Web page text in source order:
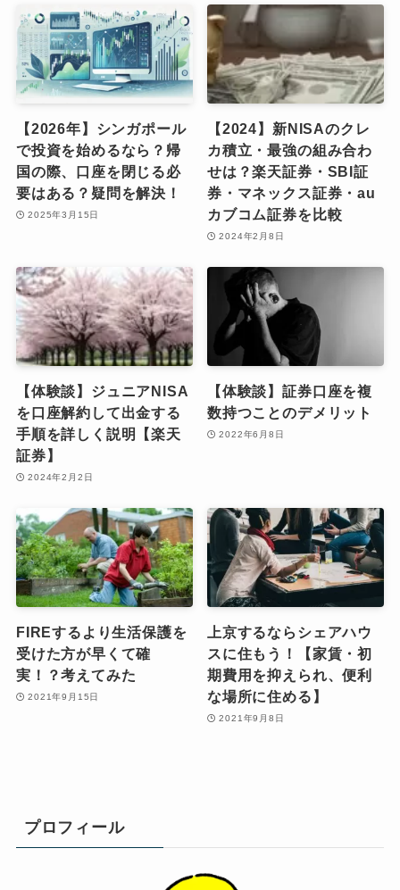
【2026年】シンガポール
で投資を始めるなら？帰
国の際、口座を閉じる必
要はある？疑問を解決！
2025年3月15日
【2024】新NISAのクレ
カ積立・最強の組み合わ
せは？楽天証券・SBI証
券・マネックス証券・au
カブコム証券を比較
2024年2月8日
【体験談】ジュニアNISA
を口座解約して出金する
手順を詳しく説明【楽天
証券】
2024年2月2日
【体験談】証券口座を複
数持つことのデメリット
2022年6月8日
FIREするより生活保護を
受けた方が早くて確
実！？考えてみた
2021年9月15日
上京するならシェアハウ
スに住もう！【家賃・初
期費用を抑えられ、便利
な場所に住める】
2021年9月8日
プロフィール